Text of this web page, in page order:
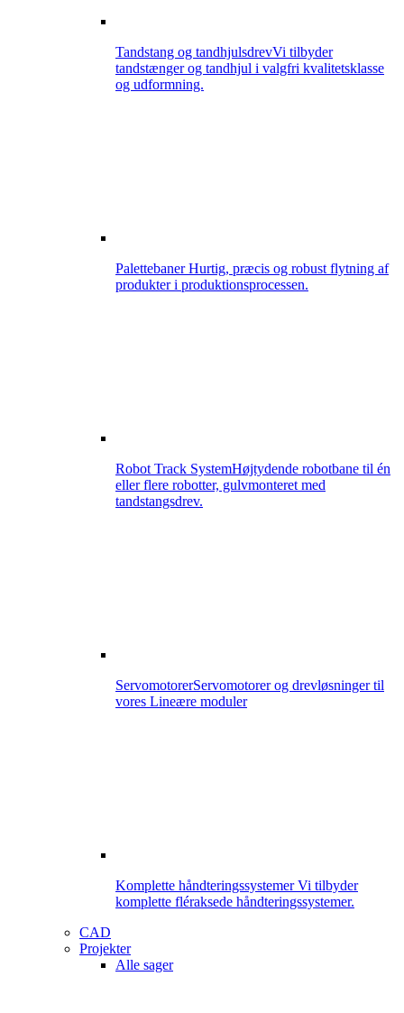
Tandstang og tandhjulsdrevVi tilbyder
tandstænger og tandhjul i valgfri kvalitetsklasse
og udformning.
PalettebanerHurtig, præcis og robust flytning af
produkter i produktionsprocessen.
Robot Track SystemHøjtydende robotbane til én
eller flere robotter, gulvmonteret med
tandstangsdrev.
ServomotorerServomotorer og drevløsninger til
vores Lineære moduler
Komplette håndteringssystemerVi tilbyder
komplette fléraksede håndteringssystemer.
CAD
Projekter
Alle sager